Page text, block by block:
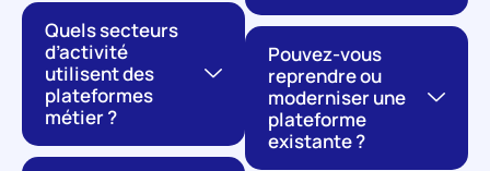
Quels secteurs
d’activité
utilisent des
plateformes
métier ?
Pouvez-vous
reprendre ou
moderniser une
plateforme
existante ?